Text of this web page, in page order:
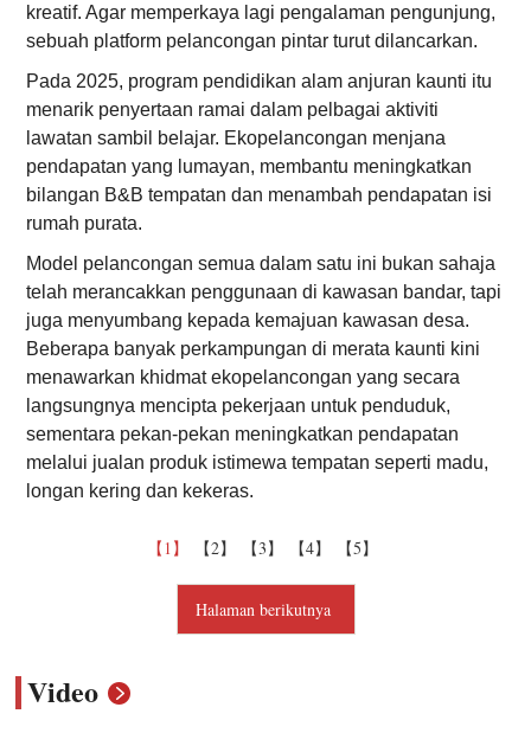
kreatif. Agar memperkaya lagi pengalaman pengunjung,
sebuah platform pelancongan pintar turut dilancarkan.
Pada 2025, program pendidikan alam anjuran kaunti itu
menarik penyertaan ramai dalam pelbagai aktiviti
lawatan sambil belajar. Ekopelancongan menjana
pendapatan yang lumayan, membantu meningkatkan
bilangan B&B tempatan dan menambah pendapatan isi
rumah purata.
Model pelancongan semua dalam satu ini bukan sahaja
telah merancakkan penggunaan di kawasan bandar, tapi
juga menyumbang kepada kemajuan kawasan desa.
Beberapa banyak perkampungan di merata kaunti kini
menawarkan khidmat ekopelancongan yang secara
langsungnya mencipta pekerjaan untuk penduduk,
sementara pekan-pekan meningkatkan pendapatan
melalui jualan produk istimewa tempatan seperti madu,
longan kering dan kekeras.
【1】 【2】 【3】 【4】 【5】
Halaman berikutnya
Video